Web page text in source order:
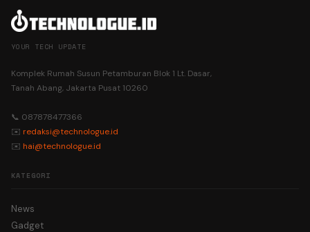
YOUR TECH UPDATE
Komplek Rumah Susun Petamburan Blok 1 Lt. Dasar,
Tanah Abang, Jakarta Pusat 10260
📞 087878477366
✉️ redaksi@technologue.id
✉️ hai@technologue.id
KATEGORI
News
Gadget